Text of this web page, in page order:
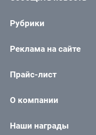
Рубрики
Реклама на сайте
Прайс-лист
О компании
Наши награды